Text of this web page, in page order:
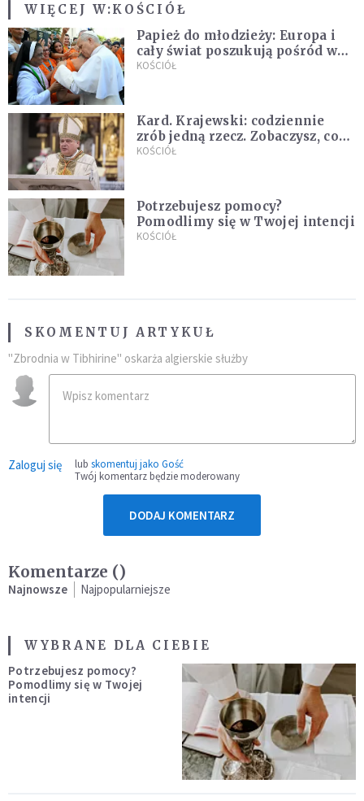
WIĘCEJ W:KOŚCIÓŁ
Papież do młodzieży: Europa i
cały świat poszukują pośród was
nowych świętych
KOŚCIÓŁ
Kard. Krajewski: codziennie
zrób jedną rzecz. Zobaczysz, co
stanie się z twoim życiem
KOŚCIÓŁ
Potrzebujesz pomocy?
Pomodlimy się w Twojej intencji
KOŚCIÓŁ
SKOMENTUJ ARTYKUŁ
"Zbrodnia w Tibhirine" oskarża algierskie służby
Zaloguj się lub skomentuj jako Gość
Twój komentarz będzie moderowany
DODAJ KOMENTARZ
Komentarze ()
Najnowsze Najpopularniejsze
WYBRANE DLA CIEBIE
Potrzebujesz pomocy?
Pomodlimy się w Twojej
intencji